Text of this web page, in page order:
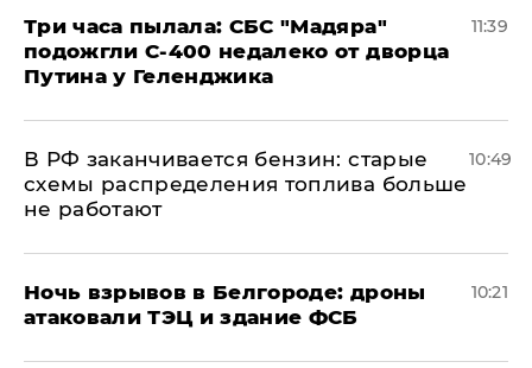
Три часа пылала: СБС "Мадяра"
подожгли С-400 недалеко от дворца
Путина у Геленджика
11:39
​В РФ заканчивается бензин: старые
схемы распределения топлива больше
не работают
10:49
​Ночь взрывов в Белгороде: дроны
атаковали ТЭЦ и здание ФСБ
10:21